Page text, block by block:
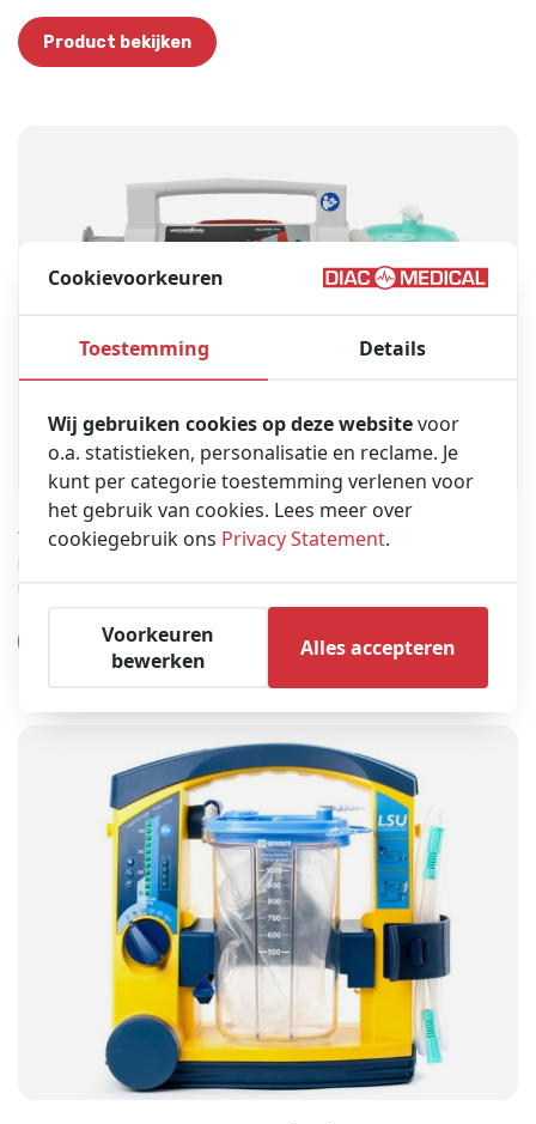
Product bekijken
WEINMANN Accuvac Pro (Refurbished & Demo)
Hiermee kunt u hoge zuigprestaties, eenvoudige bediening en hoge
mobiliteit verwachten.
Product bekijken
Cookievoorkeuren
Toestemming Details
Wij gebruiken cookies op deze websitevoor
o.a. statistieken, personalisatie en reclame. Je
kunt per categorie toestemming verlenen voor
het gebruik van cookies. Lees meer over
cookiegebruik ons Privacy Statement.
Voorkeuren
bewerken
Alles accepteren